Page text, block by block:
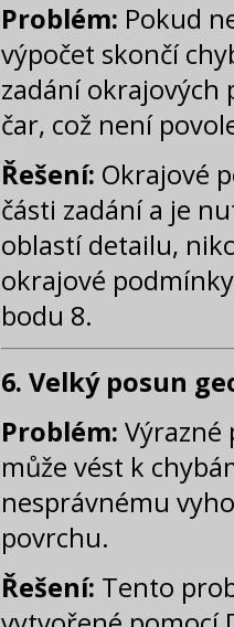
Problém: Pokud
výpočet skončí
zadání okrajových
čar, což není
Řešení: Okrajové
části zadání a je
oblastí detailu,
okrajové
bodu 8.
6. Velký posun
Problém:
může vést k
nesprávnému
povrchu.
Řešení: Tento